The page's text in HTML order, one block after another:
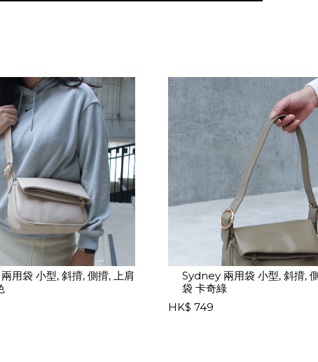
用袋 小型, 斜揹, 側揹, 上肩
Sydney 兩用袋 小型, 斜揹,
袋 卡奇綠
HK$ 749